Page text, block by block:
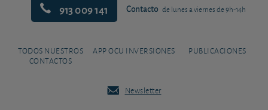
913 009 141 Contacto de lunes a viernes de 9h-14h
TODOS NUESTROS
CONTACTOS
APP OCU INVERSIONES PUBLICACIONES
Newsletter